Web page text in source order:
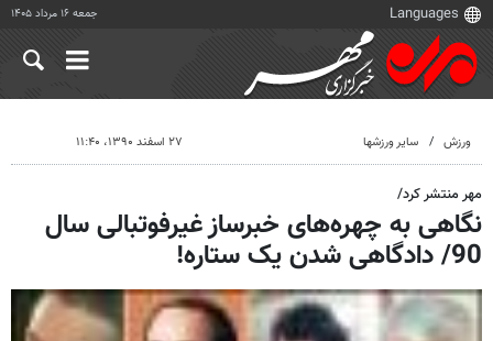
جمعه ۱۶ مرداد ۱۴۰۵
ورزش سایر ورزشها ۲۷ اسفند ۱۳۹۰، ۱۱:۴۰
مهر منتشر کرد/
نگاهی به چهره‌های خبرساز غیرفوتبالی سال
90/ دادگاهی شدن یک ستاره!